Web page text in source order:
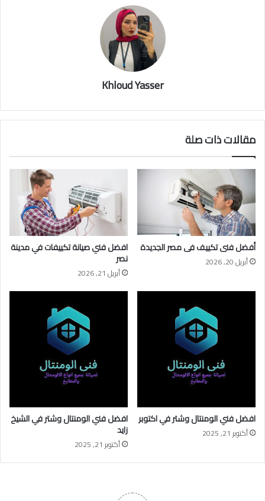
Khloud Yasser
مقالات ذات صلة
أفضل فنى تكييف فى مصر الجديدة
أبريل 20, 2026
افضل فني صيانة تكييفات في مدينة
نصر
أبريل 21, 2026
افضل فني الومنتال وشتر في اكتوبر
أكتوبر 21, 2025
افضل فني الومنتال وشتر في الشيخ
زايد
أكتوبر 21, 2025